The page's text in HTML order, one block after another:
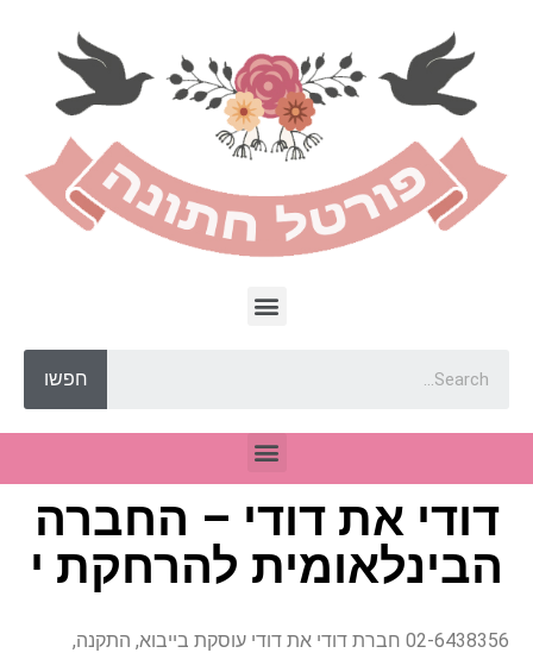
חפשו
דודי את דודי – החברה
הבינלאומית להרחקת י
02-6438356 חברת דודי את דודי עוסקת בייבוא, התקנה,